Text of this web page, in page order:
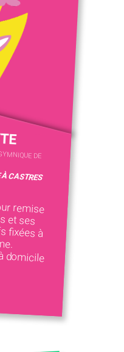
DE
CASTRES
remise
et ses
fixées à
terme.
domicile